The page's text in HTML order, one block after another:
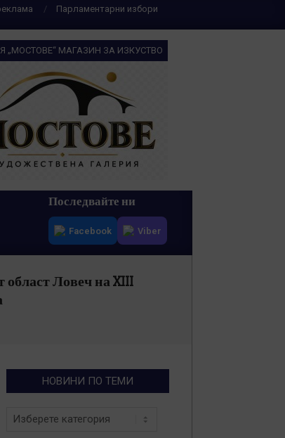
Парламентарни избори
„МОСТОВЕ“ МАГАЗИН ЗА ИЗКУСТВО
Последвайте ни
Facebook Viber
област Ловеч на XIII
НОВИНИ ПО ТЕМИ
Новини